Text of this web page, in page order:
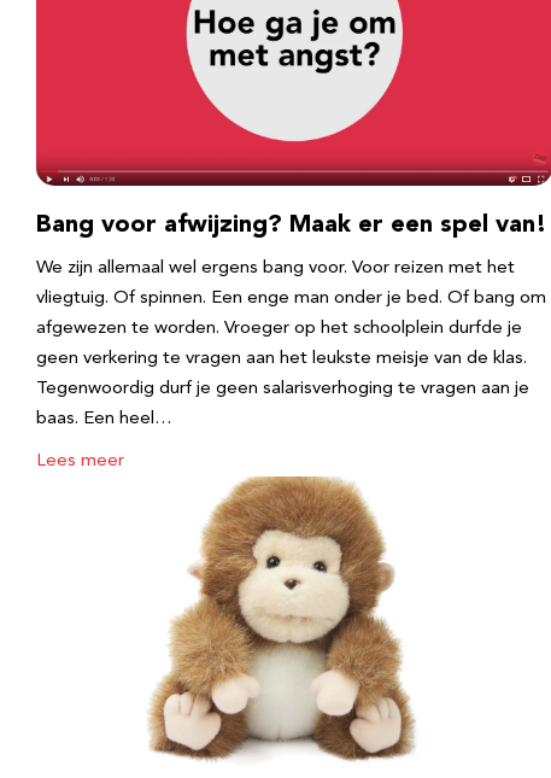
Bang voor afwijzing? Maak er een spel van!
We zijn allemaal wel ergens bang voor. Voor reizen met het
vliegtuig. Of spinnen. Een enge man onder je bed. Of bang om
afgewezen te worden. Vroeger op het schoolplein durfde je
geen verkering te vragen aan het leukste meisje van de klas.
Tegenwoordig durf je geen salarisverhoging te vragen aan je
baas. Een heel…
Lees meer